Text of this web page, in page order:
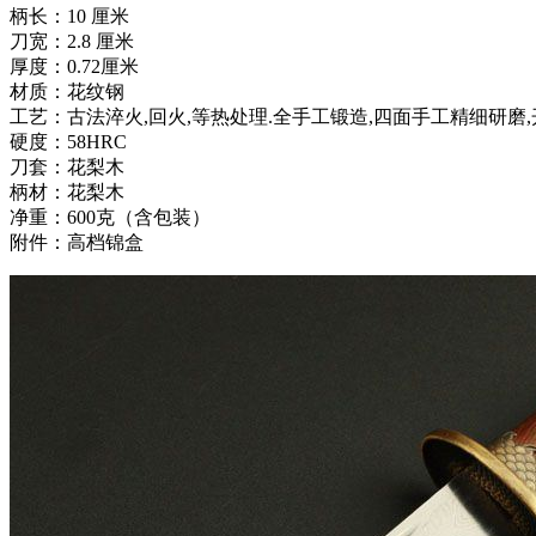
柄长：10 厘米
刀宽：2.8 厘米
厚度：0.72厘米
材质：花纹钢
工艺：古法淬火,回火,等热处理.全手工锻造,四面手工精细研磨,
硬度：58HRC
刀套：花梨木
柄材：花梨木
净重：600克（含包装）
附件：高档锦盒